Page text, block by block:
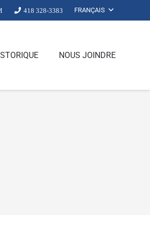
418 328-3383 FRANÇAIS
NOUS JOINDRE